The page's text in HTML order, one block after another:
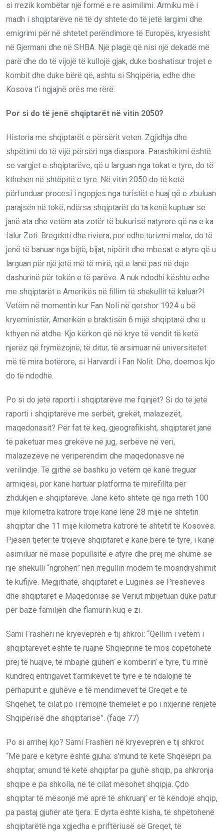
si rrezik kombëtar një formë e re asimilimi. Armiku më i
madh i shqiptarëve në të dy shtete do të jetë largimi dhe
emigrimi për në shtetet perëndimore të Europës, kryesisht
në Gjermani dhe në SHBA. Një plagë që nisi një dekadë më
parë dhe do të vijojë të kullojë gjak, duke boshatisur trojet e
kombit dhe duke bërë që, ashtu si Shqipëria, edhe dhe
Kosova t’i ngjajnë orës me rërë.
Por si do të jenë shqiptarët në vitin 2050?
Historia me shqiptarët e përsërit veten. Zgjidhja dhe
shpëtimi do të vijë përsëri nga diaspora. Parashikimi është
se vargjet e shqiptarëve, që u larguan nga tokat e tyre, do të
kthehen në shtëpitë e tyre. Në vitin 2050 do të ketë
përfunduar procesi i ngopjes nga turistët e huaj që e zbuluan
parajsën në tokë, ndërsa shqiptarët do ta kenë kuptuar se
janë ata dhe vetëm ata zotër të bukurisë natyrore që na e ka
falur Zoti. Bregdeti dhe riviera, por edhe turizmi malor, do të
jenë të banuar nga bijtë, bijat, nipërit dhe mbesat e atyre që u
larguan për një jetë më të mirë, që e lanë pas në deje
dashurinë për tokën e të parëve. A nuk ndodhi kështu edhe
me shqiptarët e Amerikës në fillim të shekullit të kaluar?!
Vetëm në momentin kur Fan Noli në qershor 1924 u bë
kryeministër, Amerikën e braktisën 6 mijë shqiptarë dhe u
kthyen në atdhe. Kjo kërkon që në krye të vendit të ketë
njerëz që frymëzojnë, të ditur, të arsimuar në universitetet
më të mira botërore, si Harvardi i Fan Nolit. Dhe, doemos kjo
do të ndodhë.
Po si do jetë raporti i shqiptarëve me fqinjët? Si do të jetë
raporti i shqiptarëve me serbët, grekët, malazezët,
maqedonasit? Për fat të keq, gjeografikisht, shqiptarët janë
të paketuar mes grekëve në jug, serbëve në veri,
malazezëve në veriperëndim dhe maqedonasve në
verilindje. Të gjithë së bashku jo vetëm që kanë treguar
armiqësi, por kanë hartuar platforma të mirëfillta për
zhdukjen e shqiptarëve. Janë këto shtete që nga rreth 100
mijë kilometra katrorë troje kanë lënë 28 mijë në shtetin
shqiptar dhe 11 mijë kilometra katrorë të shtetit të Kosovës.
Pjesën tjetër të trojeve shqiptarët e kanë bërë të tyre, i kanë
asimiluar në masë popullsitë e atyre dhe prej më shumë se
një shekulli “ngrohen” nën rregullin modern të mosndryshimit
të kufijve. Megjithatë, shqiptarët e Luginës së Preshevës
dhe shqiptarët e Maqedonisë së Veriut mbijetuan duke patur
për bazë familjen dhe flamurin kuq e zi.
Sami Frashëri në kryeveprën e tij shkroi: “Qëllim i vetëm i
shqiptarëvet është të ruajnë Shqiëprinë të mos copëtohetë
prej të huajve, të mbajnë gjuhën’ e kombërin’ e tyre, t’u rrinë
kundreq entrigavet t’armikëvet të tyre e të ndalojnë të
përhapurit e gjuhëve e të mendimevet të Greqet e të
Shqehet, të cilat po i rëmojnë themelet e po i nxjerinë rënjëtë
Shqipërisë dhe shqiptarisë”. (faqe 77)
Po si arrihej kjo? Sami Frashëri në kryeveprën e tij shkroi:
“Më parë e këtyre është gjuha: s’mund të ketë Shqëiëpri pa
shqiptar, smund të ketë shqiptar pa gjuhë shqip, pa shkronja
shqipe e pa shkolla, në të cilat mësohet shqipja. Çdo
shqiptar të mësonjë më aprë të shkruanj’ er të këndojë shqip,
pa pastaj gjuhër atë tjera. E dyrta është kisha, të shpëtohenë
shqiptarëtë nga xgjedha e priftëriusë së Greqet, të